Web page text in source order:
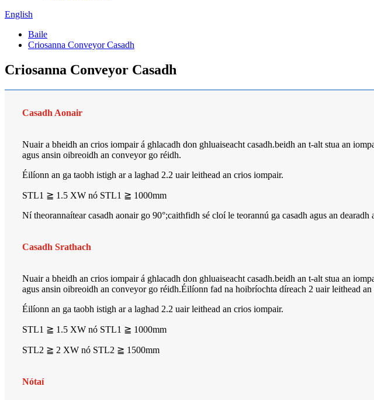
English
Baile
Criosanna Conveyor Casadh
Criosanna Conveyor Casadh
Casadh Aonair
Nuair a bheidh an crios iompair á ghlacadh don ghluaiseacht casadh.beidh an t-alt stua an
agus ansin oibreoidh an conveyor go réidh.
Éilíonn an ga taobh istigh ar a laghad 2.2 uair leithead an crios iompair.
STL1 ≧ 1.5 XW nó STL1 ≧ 1000mm
Ní theorannaítear casadh aonair go 90°;caithfidh sé cloí le teorannú ga casadh agus an dearadh
Casadh Srathach
Nuair a bheidh an crios iompair á ghlacadh don ghluaiseacht casadh.beidh an t-alt stua an
agus ansin oibreoidh an conveyor go réidh.Éilíonn fad na hoibríochta díreach 2 uair leithead
Éilíonn an ga taobh istigh ar a laghad 2.2 uair leithead an crios iompair.
STL1 ≧ 1.5 XW nó STL1 ≧ 1000mm
STL2 ≧ 2 XW nó STL2 ≧ 1500mm
Nótaí